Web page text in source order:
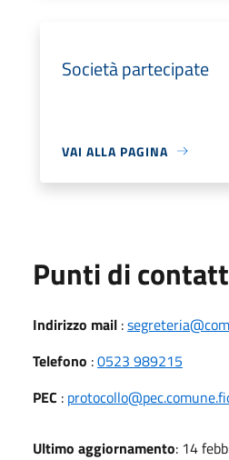
Società partecipate
VAI ALLA PAGINA
Punti di
Indirizzo mail :
Telefono :0523 989215
PEC :
Ultimo aggiornamento: 14